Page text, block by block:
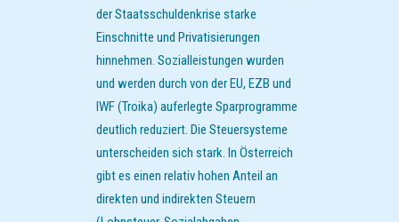
der Staatsschuldenkrise starke
Einschnitte und Privatisierungen
hinnehmen. Sozialleistungen wurden
und werden durch von der EU, EZB und
IWF (Troika) auferlegte Sparprogramme
deutlich reduziert. Die Steuersysteme
unterscheiden sich stark. In Österreich
gibt es einen relativ hohen Anteil an
direkten und indirekten Steuern